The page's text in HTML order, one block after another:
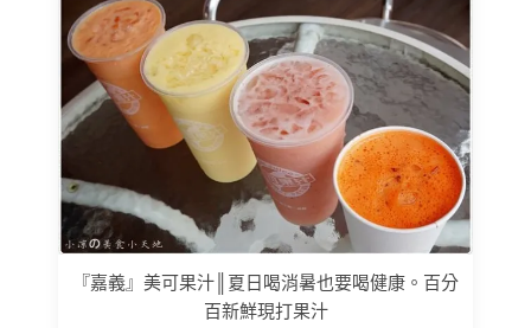
『嘉義』美可果汁║夏日喝消暑也要喝健康。百分
百新鮮現打果汁